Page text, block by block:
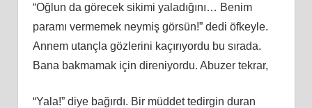
“Oğlun da görecek sikimi yaladığını… Benim
paramı vermemek neymiş görsün!” dedi öfkeyle.
Annem utançla gözlerini kaçırıyordu bu sırada.
Bana bakmamak için direniyordu. Abuzer tekrar,
“Yala!” diye bağırdı. Bir müddet tedirgin duran